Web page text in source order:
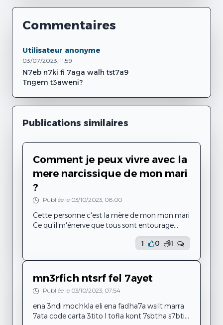
Commentaires
Utilisateur anonyme
03/07/2023, 11:59
N7eb n7ki fi 7aga walh tst7a9
Tngem t3aweni?
Publications similaires
Comment je peux vivre avec la
mere narcissique de mon mari
?
Publiée le 03/10/2023, 08:00
Cette personne c'est la mère de mon mon mari
Ce qu'il m'énerve que tous sont entourage
crois en elle parce qu'elle est tjrs disponible
pour les aider et elle les faire croire que sans elle
son accord ou son avis ou sans ses aides ( se
qu'elle fait comprendre bien sûr ce n'est pas
juste ) le problème qu'elle a essayé de faire...
1 0 1
mn3rfich ntsrf fel 7ayet
Publiée le 03/10/2023, 07:54
ena 3ndi mochkla eli ena fadha7a wsilt marra
7ata code carta 3tito l tofla kont 7sbtha s7bti